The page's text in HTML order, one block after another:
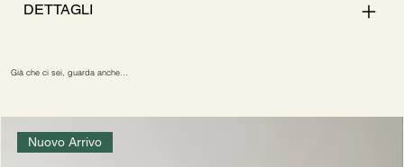
DETTAGLI
Già che ci sei, guarda anche…
Nuovo Arrivo